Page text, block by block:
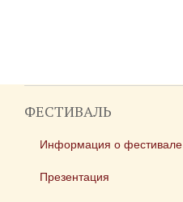
ФЕСТИВАЛЬ
Информация о фестивале
Презентация